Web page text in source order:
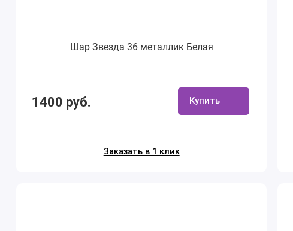
Шар Звезда 36 металлик Белая
1400 руб. Купить
Заказать в 1 клик